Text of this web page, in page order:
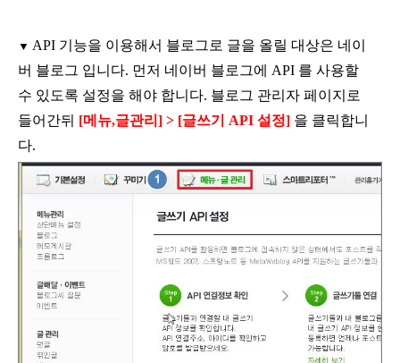
▼ API 기능을 이용해서 블로그로 글을 올릴 대상은 네이
버 블로그 입니다. 먼저 네이버 블로그에 API 를 사용할
수 있도록 설정을 해야 합니다. 블로그 관리자 페이지로
들어간뒤 [메뉴,글관리 ] > [글쓰기 API 설정] 을 클릭합니
다.